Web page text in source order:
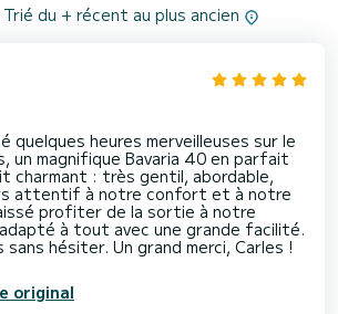
du + récent au plus ancien
quelques heures merveilleuses sur le
un magnifique Bavaria 40 en parfait
charmant : très gentil, abordable,
attentif à notre confort et à notre
profiter de la sortie à notre
à tout avec une grande facilité.
original